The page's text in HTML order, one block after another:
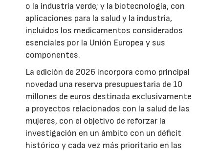
o la industria verde; y la biotecnología, con
aplicaciones para la salud y la industria,
incluidos los medicamentos considerados
esenciales por la Unión Europea y sus
componentes.
La edición de 2026 incorpora como principal
novedad una reserva presupuestaria de 10
millones de euros destinada exclusivamente
a proyectos relacionados con la salud de las
mujeres, con el objetivo de reforzar la
investigación en un ámbito con un déficit
histórico y cada vez más prioritario en las